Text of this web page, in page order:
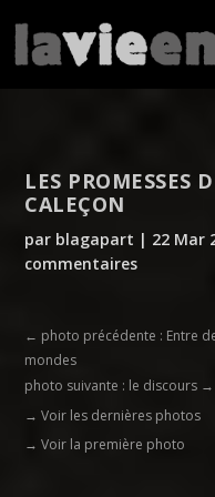
LES PROMESSES
CALEÇON
par blagapart | 22 Mar
commentaires
← photo précédente : Entre
mondes
photo suivante : le discours →
→ Voir les dernières photos
→ Voir la première photo